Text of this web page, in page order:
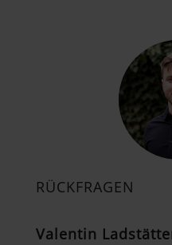
RÜCKFRAGEN
Valentin